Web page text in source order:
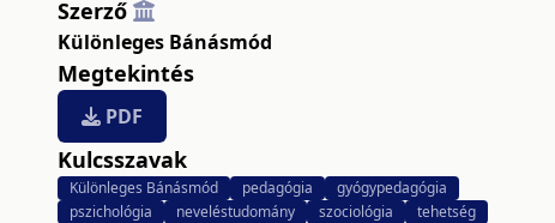
Szerző
Különleges Bánásmód
Megtekintés
PDF
Kulcsszavak
Különleges Bánásmód pedagógia
gyógypedagógia
pszichológia
neveléstudomány szociológia
tehetség